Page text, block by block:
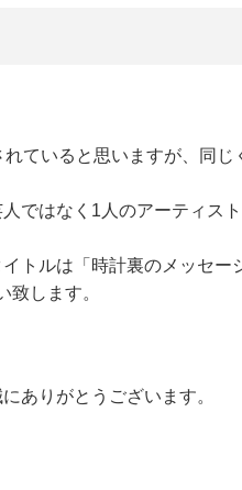
ていると思いますが、同
ではなく1人のアーティス
トルは「時計裏のメッセー
します。
ありがとうございます。